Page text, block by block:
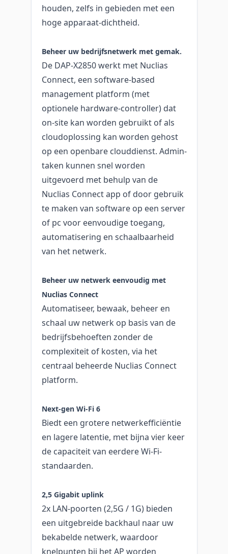
houden, zelfs in gebieden met een
hoge apparaat-dichtheid.
Beheer uw bedrijfsnetwerk met gemak.
De DAP-X2850 werkt met Nuclias
Connect, een software-based
management platform (met
optionele hardware-controller) dat
on-site kan worden gebruikt of als
cloudoplossing kan worden gehost
op een openbare clouddienst. Admin-
taken kunnen snel worden
uitgevoerd met behulp van de
Nuclias Connect app of door gebruik
te maken van software op een server
of pc voor eenvoudige toegang,
automatisering en schaalbaarheid
van het netwerk.
Beheer uw netwerk eenvoudig met
Nuclias Connect
Automatiseer, bewaak, beheer en
schaal uw netwerk op basis van de
bedrijfsbehoeften zonder de
complexiteit of kosten, via het
centraal beheerde Nuclias Connect
platform.
Next-gen Wi-Fi 6
Biedt een grotere netwerkefficiëntie
en lagere latentie, met bijna vier keer
de capaciteit van eerdere Wi-Fi-
standaarden.
2,5 Gigabit uplink
2x LAN-poorten (2,5G / 1G) bieden
een uitgebreide backhaul naar uw
bekabelde netwerk, waardoor
knelpunten bij het AP worden